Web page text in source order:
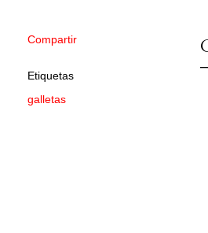
Compartir
Etiquetas
galletas